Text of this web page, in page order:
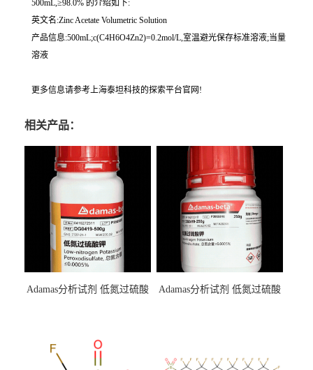
500mL,≥98.0% 的介绍如下:
英文名:Zinc Acetate Volumetric Solution
产品信息:500mL;c(C4H6O4Zn2)=0.2mol/L,室温避光保存标准溶液;当量
溶液
更多信息请参考上海泰坦科技的探索平台官网!
相关产品：
Adamas分析试剂 低氮过硫酸
（泰坦现货供应）
Adamas分析试剂 低氮过硫酸